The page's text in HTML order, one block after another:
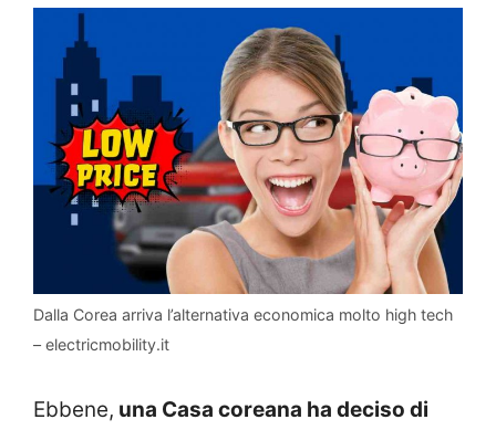
Dalla Corea arriva l’alternativa economica molto high tech
– electricmobility.it
Ebbene, una Casa coreana ha deciso di